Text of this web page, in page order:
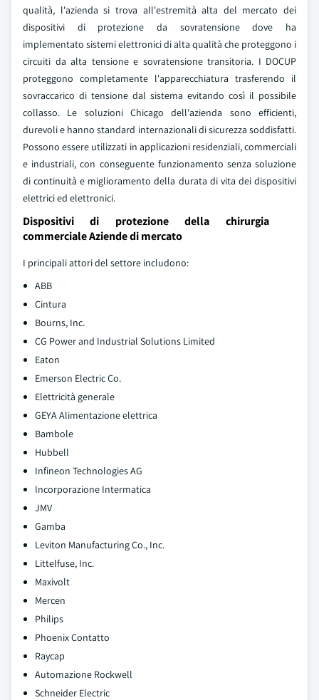
qualità, l'azienda si trova all'estremità alta del mercato dei
dispositivi di protezione da sovratensione dove ha
implementato sistemi elettronici di alta qualità che proteggono i
circuiti da alta tensione e sovratensione transitoria. I DOCUP
proteggono completamente l'apparecchiatura trasferendo il
sovraccarico di tensione dal sistema evitando così il possibile
collasso. Le soluzioni Chicago dell'azienda sono efficienti,
durevoli e hanno standard internazionali di sicurezza soddisfatti.
Possono essere utilizzati in applicazioni residenziali, commerciali
e industriali, con conseguente funzionamento senza soluzione
di continuità e miglioramento della durata di vita dei dispositivi
elettrici ed elettronici.
Dispositivi di protezione della chirurgia
commerciale Aziende di mercato
I principali attori del settore includono:
ABB
Cintura
Bourns, Inc.
CG Power and Industrial Solutions Limited
Eaton
Emerson Electric Co.
Elettricità generale
GEYA Alimentazione elettrica
Bambole
Hubbell
Infineon Technologies AG
Incorporazione Intermatica
JMV
Gamba
Leviton Manufacturing Co., Inc.
Littelfuse, Inc.
Maxivolt
Mercen
Philips
Phoenix Contatto
Raycap
Automazione Rockwell
Schneider Electric